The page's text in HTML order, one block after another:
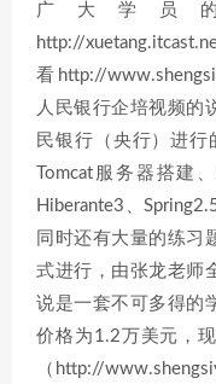
广大学员
http://
看http://
人民银行企培视频的
民银行（央行）进行
Tomcat服务器搭建
Hiberante3、
同时还有大量的练习
式进行，由张龙老师
说是一套不可多得的
价格为1.2万美元，
（http://